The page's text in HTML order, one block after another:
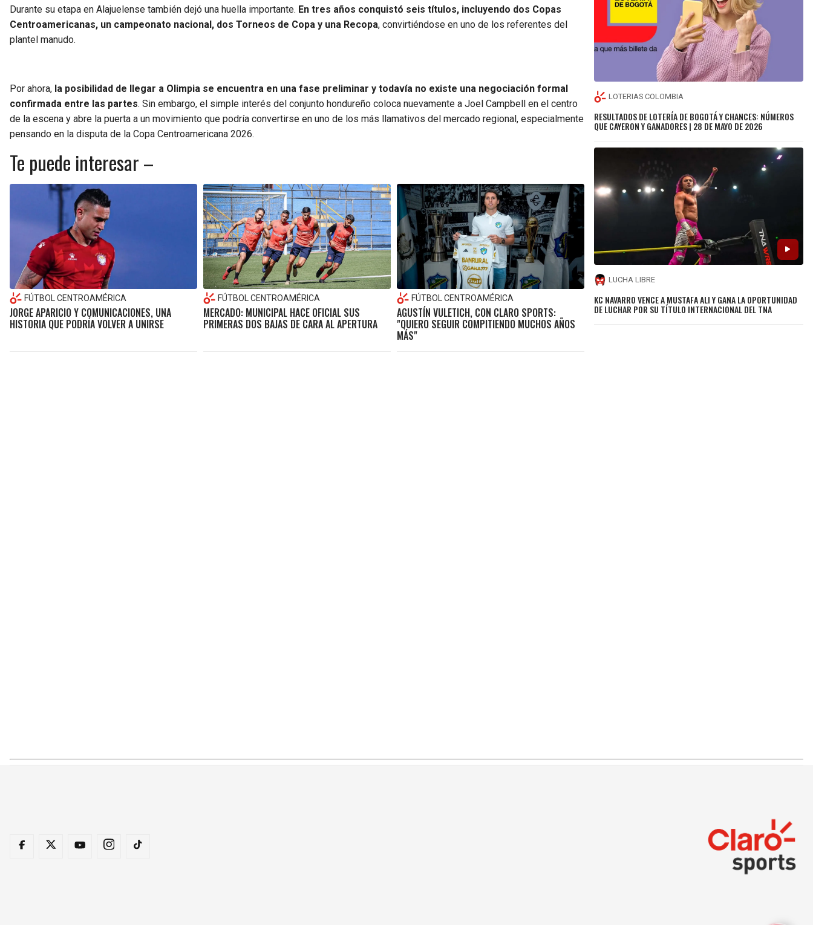
Durante su etapa en Alajuelense también dejó una huella importante. En tres años conquistó seis títulos, incluyendo dos Copas
Centroamericanas, un campeonato nacional, dos Torneos de Copa y una Recopa, convirtiéndose en uno de los referentes del
plantel manudo.
Por ahora, la posibilidad de llegar a Olimpia se encuentra en una fase preliminar y todavía no existe una negociación formal
confirmada entre las partes. Sin embargo, el simple interés del conjunto hondureño coloca nuevamente a Joel Campbell en el centro
de la escena y abre la puerta a un movimiento que podría convertirse en uno de los más llamativos del mercado regional, especialmente
pensando en la disputa de la Copa Centroamericana 2026.
Te puede interesar –
FÚTBOL CENTROAMÉRICA
JORGE APARICIO Y COMUNICACIONES, UNA
HISTORIA QUE PODRÍA VOLVER A UNIRSE
FÚTBOL CENTROAMÉRICA
MERCADO: MUNICIPAL HACE OFICIAL SUS
PRIMERAS DOS BAJAS DE CARA AL APERTURA
FÚTBOL CENTROAMÉRICA
AGUSTÍN VULETICH, CON CLARO SPORTS:
"QUIERO SEGUIR COMPITIENDO MUCHOS AÑOS
MÁS"
LOTERIAS COLOMBIA
RESULTADOS DE LOTERÍA DE BOGOTÁ Y CHANCES: NÚMEROS
QUE CAYERON Y GANADORES | 28 DE MAYO DE 2026
LUCHA LIBRE
KC NAVARRO VENCE A MUSTAFA ALI Y GANA LA OPORTUNIDAD
DE LUCHAR POR SU TÍTULO INTERNACIONAL DEL TNA